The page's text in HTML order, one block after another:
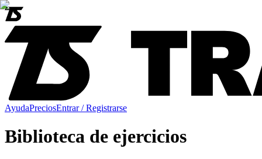
AyudaPreciosEntrar / Registrarse
Biblioteca de ejercicios